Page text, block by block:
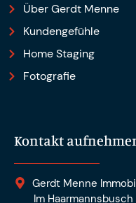
Über Gerdt Menne
Kundengefühle
Home Staging
Fotografie
Kontakt
Gerdt Menne
Im Haarmannsbusch